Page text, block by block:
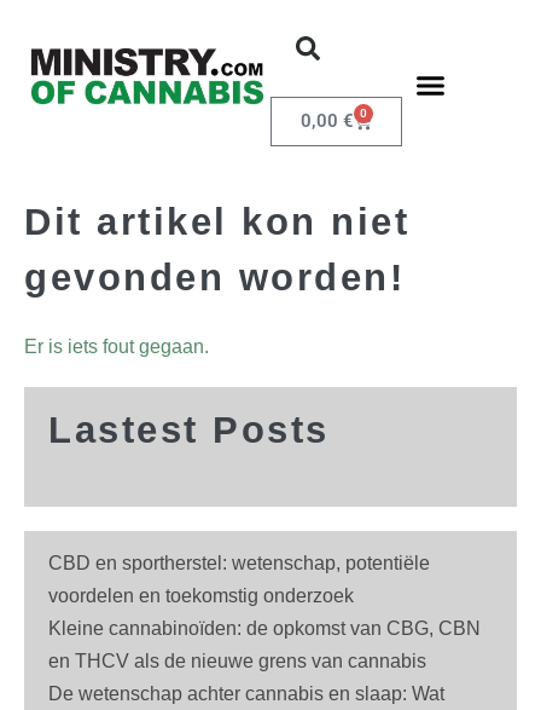
0,00 € 0
Dit artikel kon niet
gevonden worden!
Er is iets fout gegaan.
Lastest Posts
CBD en sportherstel: wetenschap, potentiële
voordelen en toekomstig onderzoek
Kleine cannabinoïden: de opkomst van CBG, CBN
en THCV als de nieuwe grens van cannabis
De wetenschap achter cannabis en slaap: Wat